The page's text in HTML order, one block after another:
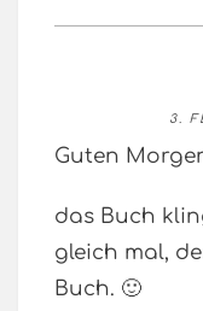
3.
Guten
das Buch
gleich mal,
Buch. 🙂